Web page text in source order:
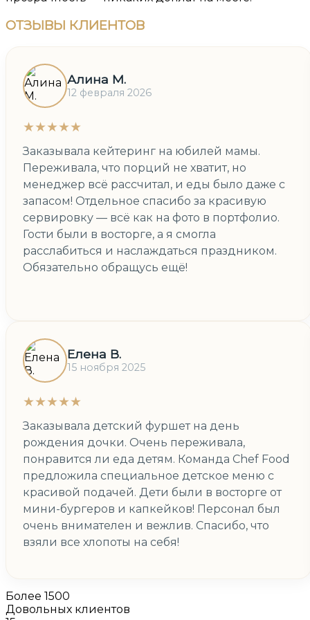
ОТЗЫВЫ КЛИЕНТОВ
Алина М.
12 февраля 2026
★★★★★
Заказывала кейтеринг на юбилей мамы.
Переживала, что порций не хватит, но
менеджер всё рассчитал, и еды было даже с
запасом! Отдельное спасибо за красивую
сервировку — всё как на фото в портфолио.
Гости были в восторге, а я смогла
расслабиться и наслаждаться праздником.
Обязательно обращусь ещё!
Елена В.
15 ноября 2025
★★★★★
Заказывала детский фуршет на день
рождения дочки. Очень переживала,
понравится ли еда детям. Команда Chef Food
предложила специальное детское меню с
красивой подачей. Дети были в восторге от
мини-бургеров и капкейков! Персонал был
очень внимателен и вежлив. Спасибо, что
взяли все хлопоты на себя!
Более 1500
Довольных клиентов